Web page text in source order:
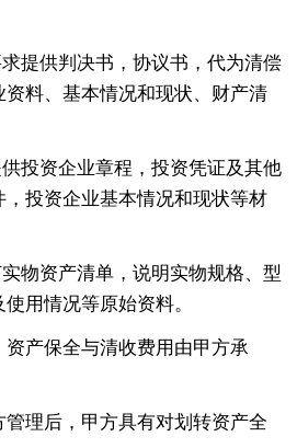
提供判决书，协议书，代为清偿
料、基本情况和现状、财产清
投资企业章程，投资凭证及其他
，投资企业基本情况和现状等材
物资产清单，说明实物规格、型
用情况等原始资料。
资产保全与清收费用由甲方承
理后，甲方具有对划转资产全